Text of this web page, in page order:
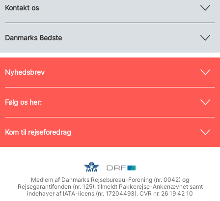
Kontakt os
Danmarks Bedste
Nyhedsbrev
Følg os her:
Kom til rejseforedrag
Medlem af Danmarks Rejsebureau-Forening (nr. 0042) og
Rejsegarantifonden (nr. 125), tilmeldt Pakkerejse-Ankenævnet samt
indehaver af IATA-licens (nr. 17204493). CVR nr. 26 19 42 10